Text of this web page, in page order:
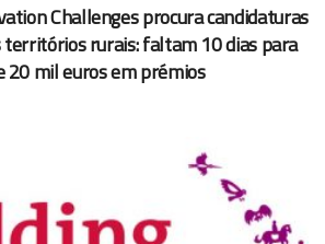
Challenges procura candidaturas
territórios rurais: faltam 10 dias para
20 mil euros em prémios